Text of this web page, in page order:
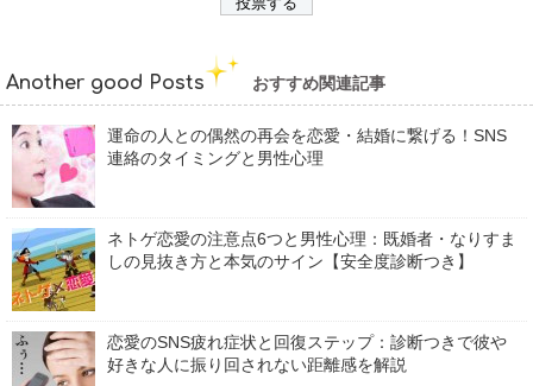
Another good Posts おすすめ関連記事
運命の人との偶然の再会を恋愛・結婚に繋げる！SNS
連絡のタイミングと男性心理
ネトゲ恋愛の注意点6つと男性心理：既婚者・なりすま
しの見抜き方と本気のサイン【安全度診断つき】
恋愛のSNS疲れ症状と回復ステップ：診断つきで彼や
好きな人に振り回されない距離感を解説